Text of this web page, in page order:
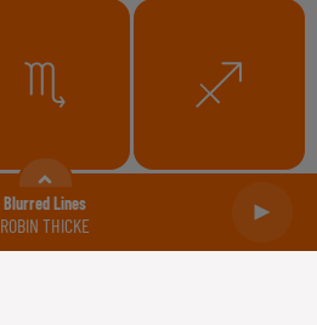
Blurred Lines
ROBIN THICKE
Scorpion